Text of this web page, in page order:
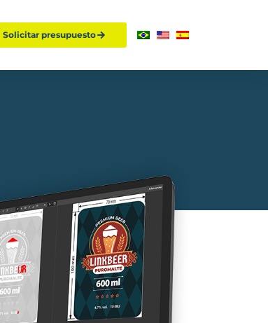
Solicitar presupuesto